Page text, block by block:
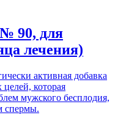
90, для
лечения)
активная добавка
которая
мужского бесплодия,
спермы.